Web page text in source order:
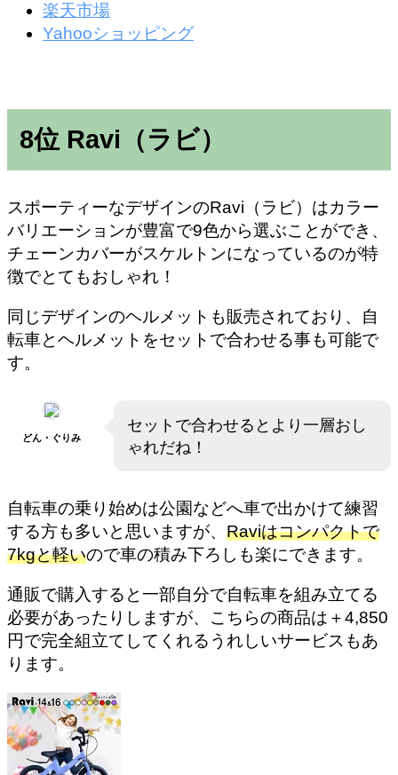
楽天市場
Yahooショッピング
8位 Ravi（ラビ）
スポーティーなデザインのRavi（ラビ）はカラー
バリエーションが豊富で9色から選ぶことができ、
チェーンカバーがスケルトンになっているのが特
徴でとてもおしゃれ！
同じデザインのヘルメットも販売されており、自
転車とヘルメットをセットで合わせる事も可能で
す。
どん・ぐりみ
セットで合わせるとより一層おし
ゃれだね！
自転車の乗り始めは公園などへ車で出かけて練習
する方も多いと思いますが、 Raviはコンパクトで
7kgと軽いので車の積み下ろしも楽にできます。
通販で購入すると一部自分で自転車を組み立てる
必要があったりしますが、こちらの商品は＋4,850
円で完全組立てしてくれるうれしいサービスもあ
ります。